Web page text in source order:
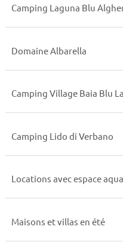
Camping Laguna Blu
Domaine Albarella
Camping Village Baia Blu
Camping Lido di Verbano
Locations avec espace
Maisons et villas en été